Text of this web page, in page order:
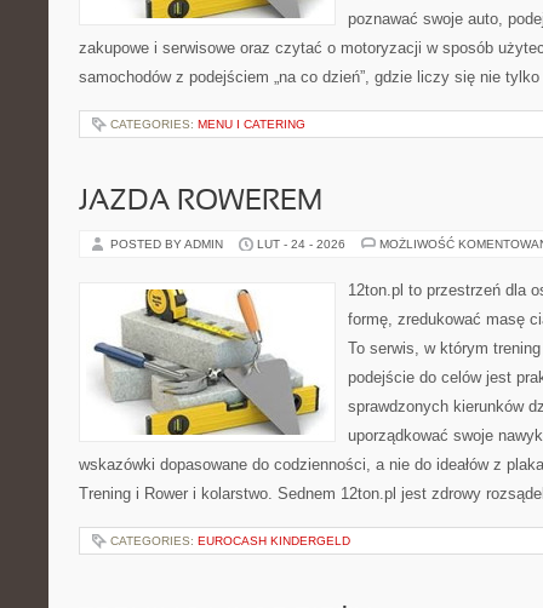
poznawać swoje auto,
zakupowe i serwisowe oraz czytać o motoryzacji w sposób
samochodów z podejściem „na co dzień”, gdzie liczy się nie
CATEGORIES: MENU I CATERING
JAZDA ROWEREM
POSTED BY ADMIN LUT - 24 - 2026 MOŻLIWOŚĆ
12ton.pl to przestrzeń dla
formę, zredukować masę
To serwis, w którym
podejście do celów jest
sprawdzonych kierunków
uporządkować swoje
wskazówki dopasowane do codzienności, a nie do ideałów z
Trening i Rower i kolarstwo. Sednem 12ton.pl jest zdrowy
CATEGORIES: EUROCASH KINDERGELD